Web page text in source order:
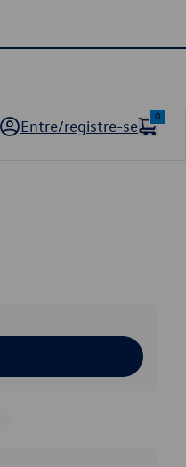
Entre/registre-se
0